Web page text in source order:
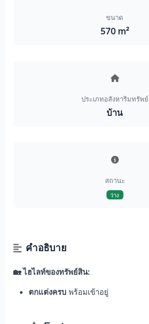
ขนาด
570 m²
ประเภทอสังหาริมทรัพย์
บ้าน
สถานะ
ว่าง
คำอธิบาย
🏡 ไฮไลท์ของทรัพย์สิน:
ตกแต่งครบ พร้อมเข้าอยู่